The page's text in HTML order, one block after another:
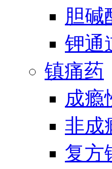
胆碱
钾通
镇痛药
成瘾
非成
复方